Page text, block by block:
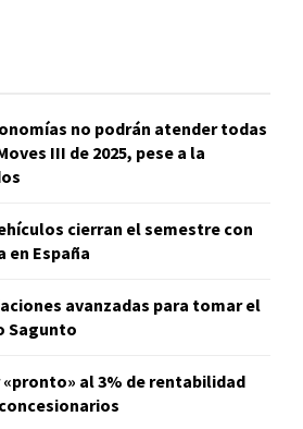
no podrán atender todas
III de 2025, pese a la
cierran el semestre con
en España
avanzadas para tomar el
Sagunto
al 3% de rentabilidad